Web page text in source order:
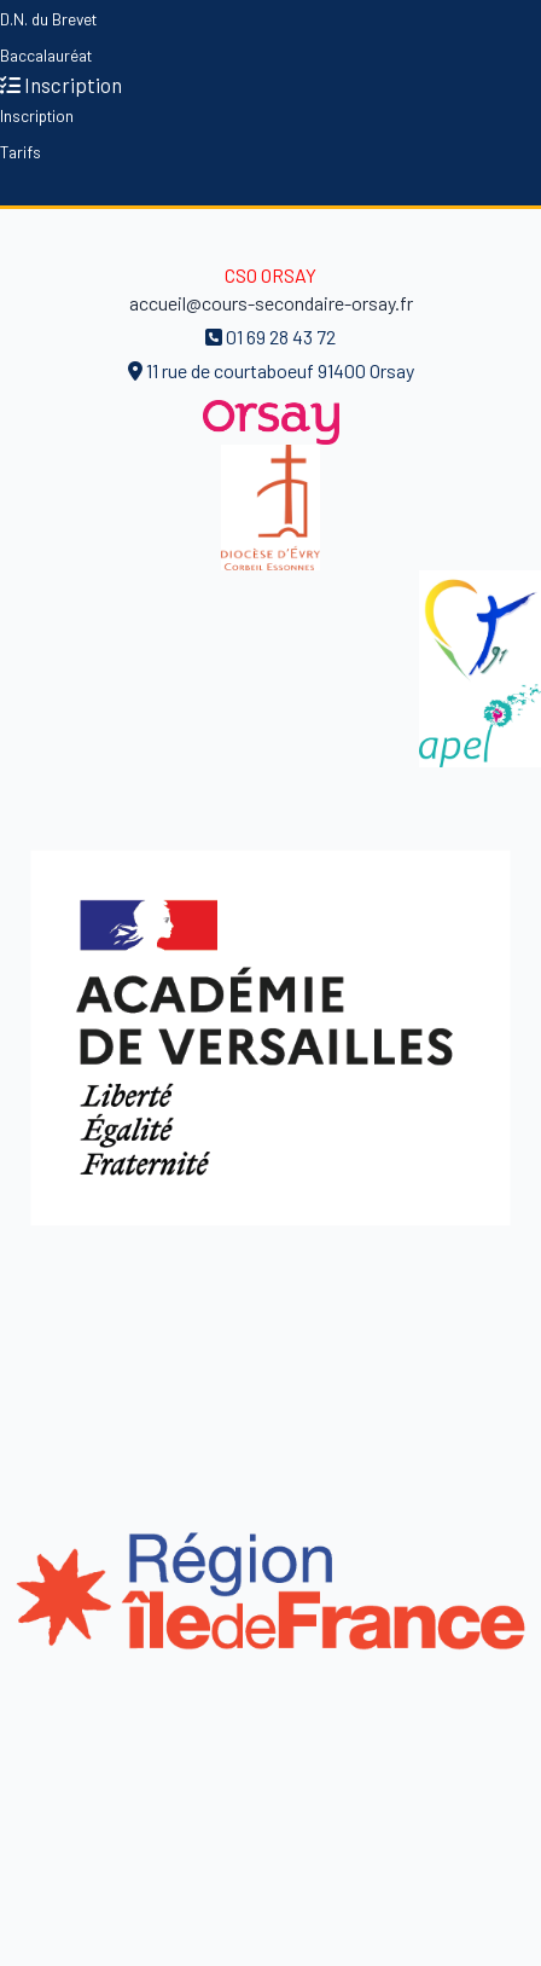
D.N. du Brevet
Baccalauréat
Inscription
Inscription
Tarifs
CSO ORSAY
accueil@cours-secondaire-orsay.fr
01 69 28 43 72
11 rue de courtaboeuf 91400 Orsay